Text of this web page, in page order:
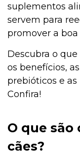
suplementos
servem para
promover a
Descubra o que
os benefícios,
prebióticos e
Confira!
O que são
cães?